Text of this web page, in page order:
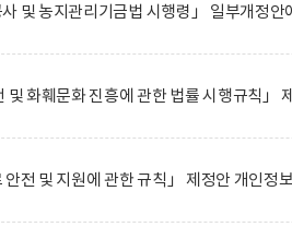
사 및 농지관리기금법 시행령」 일부개정
및 화훼문화 진흥에 관한 법률 시행규칙」
안전 및 지원에 관한 규칙」 제정안 개인정